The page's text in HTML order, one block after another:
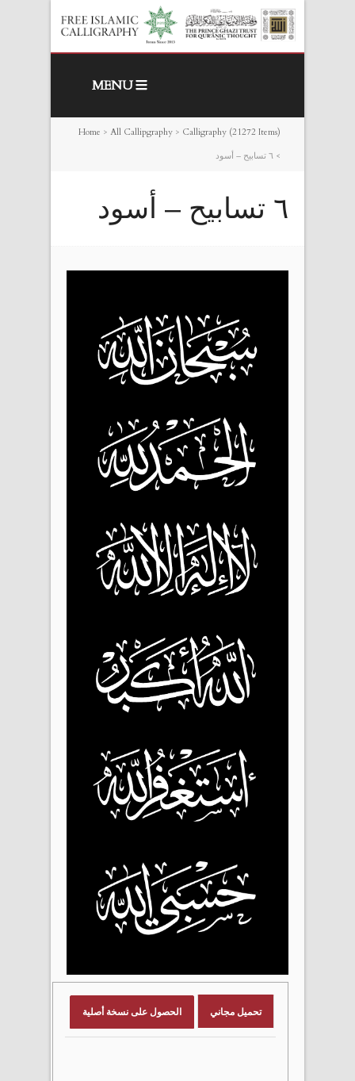
MENU
Home > All Callipgraphy > Calligraphy (21272 Items)
> ٦ تسابيح – أسود
٦ تسابيح – أسود
تحميل مجاني الحصول على نسخة أصلية